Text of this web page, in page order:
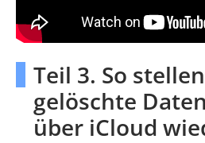
Teil 3. So
gelöschte
über iCloud